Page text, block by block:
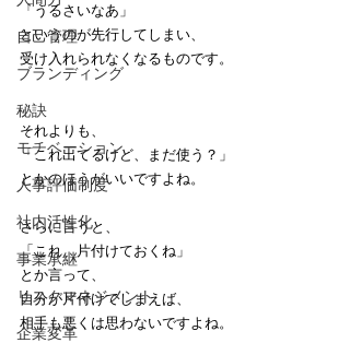
自己管理
ブランディング
秘訣
モチベーション
人事評価制度
社内活性化
事業承継
リスクマネジメント
企業変革
「うるさいなあ」
というのが先行してしまい、
受け入れられなくなるものです。
それよりも、
「これ出てるけど、まだ使う？」
とかのほうがいいですよね。
さらに言うと、
「これ、片付けておくね」
とか言って、
自分が片付けてしまえば、
相手も悪くは思わないですよね。